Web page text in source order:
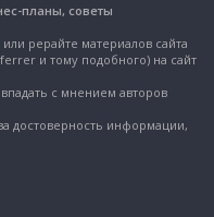
планы, советы
рерайте материалов сайта
и тому подобного) на сайт
с мнением авторов
достоверность информации,